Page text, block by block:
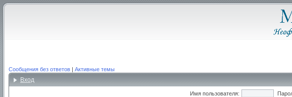
Сообщения без ответов | Активные темы
Вход
Имя пользователя: